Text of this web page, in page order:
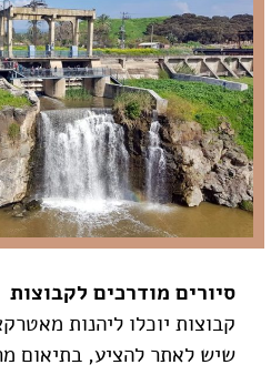
סיורים מודרכים לקבוצות
קבוצות יוכלו ליהנות
שיש לאתר להציע, בתיאום